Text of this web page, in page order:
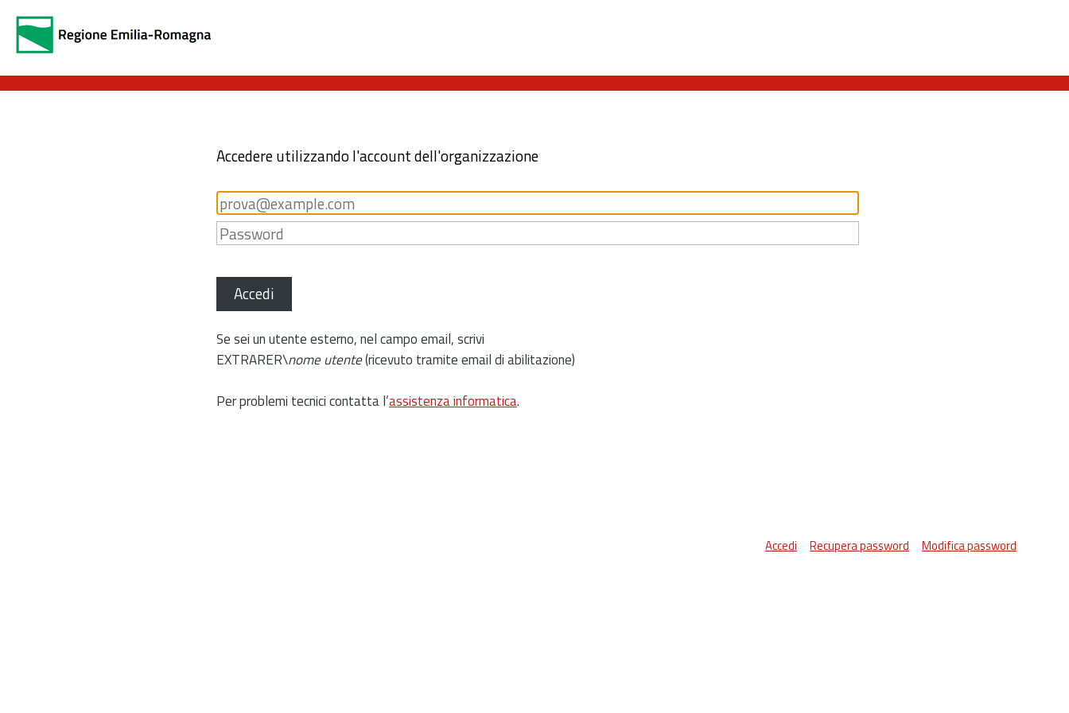
Accedere utilizzando l'account dell'organizzazione
Accedi
Se sei un utente esterno, nel campo email, scrivi
EXTRARER\nome utente(ricevuto tramite email di abilitazione)
Per problemi tecnici contatta l’assistenza informatica.
Accedi Recupera password Modifica password